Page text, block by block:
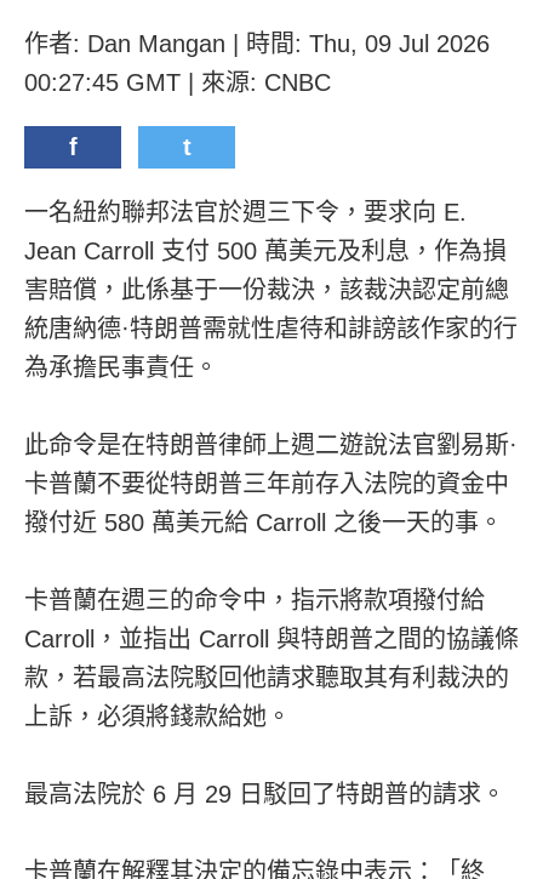
作者: Dan Mangan | 時間: Thu, 09 Jul 2026
00:27:45 GMT | 來源: CNBC
f t
一名紐約聯邦法官於週三下令，要求向 E.
Jean Carroll 支付 500 萬美元及利息，作為損
害賠償，此係基于一份裁決，該裁決認定前總
統唐納德·特朗普需就性虐待和誹謗該作家的行
為承擔民事責任。
此命令是在特朗普律師上週二遊說法官劉易斯·
卡普蘭不要從特朗普三年前存入法院的資金中
撥付近 580 萬美元給 Carroll 之後一天的事。
卡普蘭在週三的命令中，指示將款項撥付給
Carroll，並指出 Carroll 與特朗普之間的協議條
款，若最高法院駁回他請求聽取其有利裁決的
上訴，必須將錢款給她。
最高法院於 6 月 29 日駁回了特朗普的請求。
卡普蘭在解釋其決定的備忘錄中表示：「終